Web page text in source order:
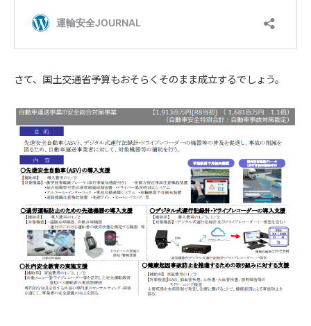
さて、国土交通省予算もおそらくそのまま成立するでしょう。